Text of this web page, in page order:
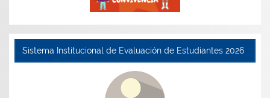
Sistema Institucional de Evaluación de Estudiantes 2026